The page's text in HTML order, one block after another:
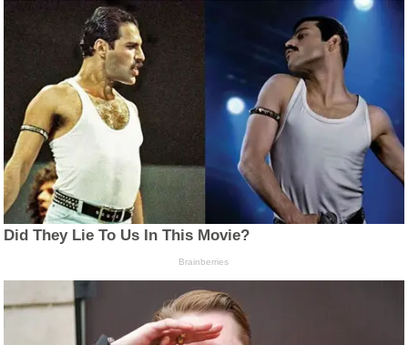
Did They Lie To Us In This Movie?
Brainberries